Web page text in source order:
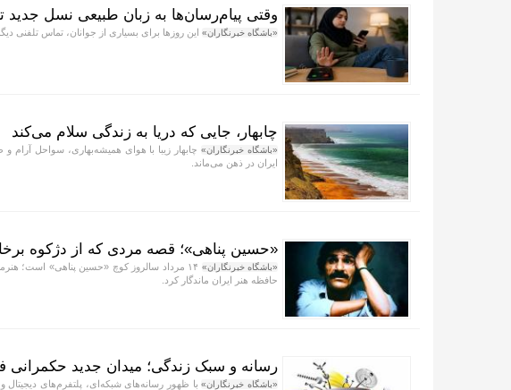
وقتی پیام‌رسان‌ها به زبان طبیعی نسل جدید
«باشگاه خبرنگاران» این روز‌ها برای بسیاری از جوانان، تماس تلفنی
چابهار، جایی که دریا به زندگی سلام می‌کند
«باشگاه خبرنگاران»چابهار زیبا با هوای همیشه‌بهاری، سواحل آرام
ایران در ذهن می‌ماند.
«حسین پناهی»؛ قصه مردی که از دژکوه
«باشگاه خبرنگاران»
۱۴ مرداد سالروز کوچ «حسین پناهی» است؛
حافظه هنر ایران ماندگار کرد.
رسانه و سبک زندگی؛ میدان جدید حکمرانی
«باشگاه خبرنگاران»با ظهور رسانه‌های شبکه‌ای، پلتفرم‌های